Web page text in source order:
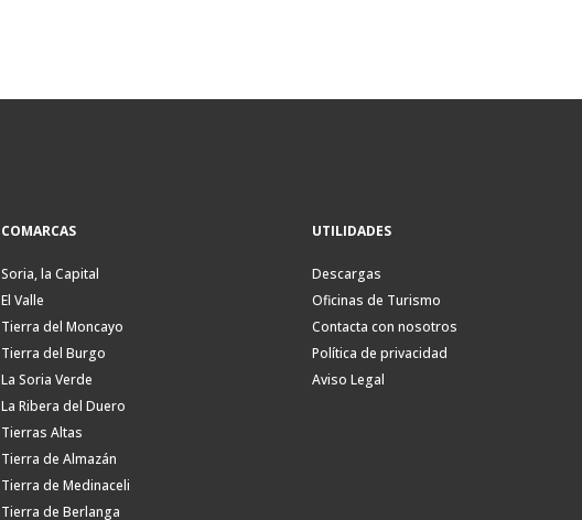
COMARCAS
Soria, la Capital
El Valle
Tierra del Moncayo
Tierra del Burgo
La Soria Verde
La Ribera del Duero
Tierras Altas
Tierra de Almazán
Tierra de Medinaceli
Tierra de Berlanga
UTILIDADES
Descargas
Oficinas de Turismo
Contacta con nosotros
Política de privacidad
Aviso Legal